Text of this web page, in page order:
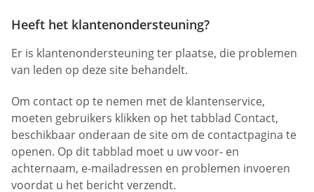
Heeft het klantenondersteuning?
Er is klantenondersteuning ter plaatse, die problemen
van leden op deze site behandelt.
Om contact op te nemen met de klantenservice,
moeten gebruikers klikken op het tabblad Contact,
beschikbaar onderaan de site om de contactpagina te
openen. Op dit tabblad moet u uw voor- en
achternaam, e-mailadressen en problemen invoeren
voordat u het bericht verzendt.